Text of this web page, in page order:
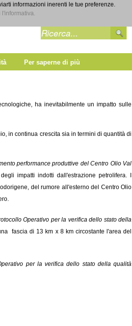
Per saperne di più
ha inevitabilmente un impatto sulle
in continua crescita sia in termini di quantità di
performance produttive del Centro Olio Val
impatti indotti dall'estrazione petrolifera. I
del rumore all'esterno del Centro Olio
Operativo per la verifica dello stato della
fascia di 13 km x 8 km circostante l'area del
per la verifica dello stato della qualità
informazioni inerenti le tue preferenze.
l'informativa.